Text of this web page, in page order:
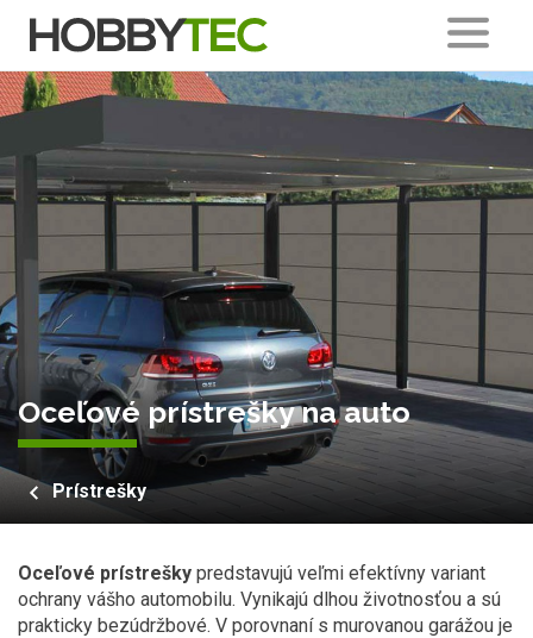
Oceľové prístrešky na auto
Prístrešky
Oceľové prístrešky predstavujú veľmi efektívny variant
ochrany vášho automobilu. Vynikajú dlhou životnosťou a sú
prakticky bezúdržbové. V porovnaní s murovanou garážou je